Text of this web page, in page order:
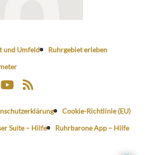
und Umfeld
Ruhrgebiet erleben
Cookie-Richtlinie (EU)
Suite – Hilfe
Ruhrbarone App – Hilfe